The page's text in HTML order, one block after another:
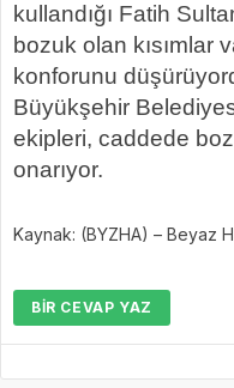
kullandığı Fatih
bozuk olan kısımlar
konforunu
Büyükşehir
ekipleri, caddede
onarıyor.
Kaynak: (BYZHA) – Beyaz
BIR CEVAP YAZ